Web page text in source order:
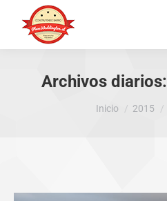
Archivos diarios:
Estás aquí:
Inicio 2015